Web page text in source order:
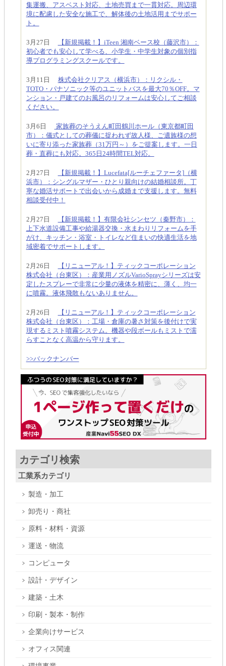
集運搬、アスベスト対応、土地売買まで一貫対応。周辺環
境に配慮した安全な施工で、解体後の土地活用までサポー
ト。
3月27日
【新規掲載！】iTeen 湘南ベース校（藤沢市）：
初心者でも安心して学べる、小学生・中学生対象の個別指
導プログラミングスクールです。
3月11日 株式会社クリアス（横浜市）：リクシル・
TOTO・パナソニック等のユニットバスを最大70％OFF。マ
ンション・戸建てのお風呂のリフォームは安心してご相談
ください。
3月6日
家族葬のそうえん町田鶴川ホール（東京都町田
市）：儀式としての葬儀に捉われず故人様、ご遺族様の想
いに寄り添った家族葬（31万円～）をご提案します。一日
葬・直葬にも対応。365日24時間TEL対応。
2月27日
【新規掲載！】Lucefata[ルーチェファータ]（横
浜市）：シングルマザー・ひとり親向けの結婚相談所。丁
寧な婚活サポートで出会いから成婚まで支援します。無料
相談受付中！
2月27日
【新規掲載！】有限会社シンセツ（秦野市）：
上下水道設備工事や給湯器交換・水まわりリフォームを手
がけ、キッチン・浴室・トイレなど住まいの快適生活を地
域密着でサポートします。
2月26日
【リニューアル！】ティックコーポレーション
株式会社（台東区）：産業用ノズルVarioSprayシリーズは安
定したスプレーで非常に少量の液体を精密に、薄く、均一
に噴霧。液体飛散もないありません。
2月26日
【リニューアル！】ティックコーポレーション
株式会社（台東区）：工場・倉庫の暑さ対策を後付けで実
現するミスト噴霧システム。機器や段ボールもミストで濡
らすことなく高温から守ります。
>>バックナンバー
カテゴリ検索
工業系カテゴリ
製造・加工
卸売り・商社
原料・材料・資源
運送・物流
コンピュータ
設計・デザイン
建築・土木
印刷・製本・制作
企業向けサービス
オフィス関連